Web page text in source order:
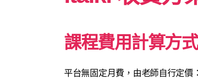
課程費用計算方
平台無固定月費，由老師自行定價：